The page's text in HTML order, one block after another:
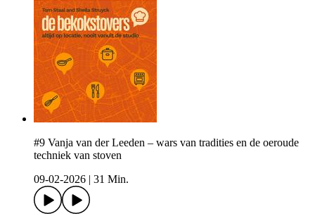
#9 Vanja van der Leeden – wars van tradities en de oeroude
techniek van stoven
09-02-2026
31 Min.